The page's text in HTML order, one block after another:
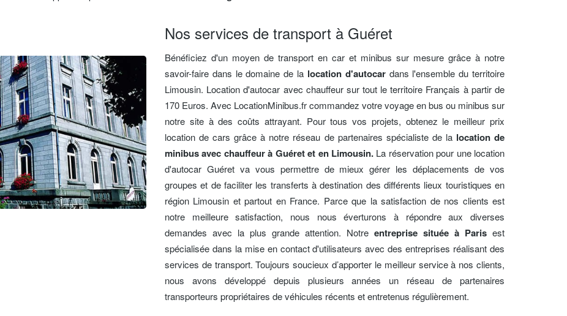
Nos services de transport à Guéret
Bénéficiez d'un moyen de transport en car et minibus sur mesure grâce à notre
savoir-faire dans le domaine de la location d'autocardans l'ensemble du territoire
Limousin. Location d'autocar avec chauffeur sur tout le territoire Français à partir de
170 Euros. Avec LocationMinibus.fr commandez votre voyage en bus ou minibus sur
notre site à des coûts attrayant. Pour tous vos projets, obtenez le meilleur prix
location de cars grâce à notre réseau de partenaires spécialiste de la location de
minibus avec chauffeur à Guéret et en Limousin.La réservation pour une location
d'autocar Guéret va vous permettre de mieux gérer les déplacements de vos
groupes et de faciliter les transferts à destination des différents lieux touristiques en
région Limousin et partout en France. Parce que la satisfaction de nos clients est
notre meilleure satisfaction, nous nous éverturons à répondre aux diverses
demandes avec la plus grande attention. Notre entreprise située à Paris est
spécialisée dans la mise en contact d'utilisateurs avec des entreprises réalisant des
services de transport. Toujours soucieux d’apporter le meilleur service à nos clients,
nous avons développé depuis plusieurs années un réseau de partenaires
transporteurs propriétaires de véhicules récents et entretenus régulièrement.